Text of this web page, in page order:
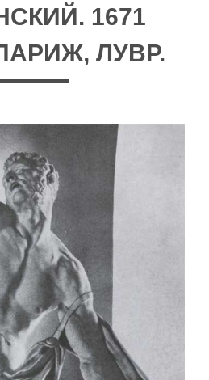
1671
ЛУВР.